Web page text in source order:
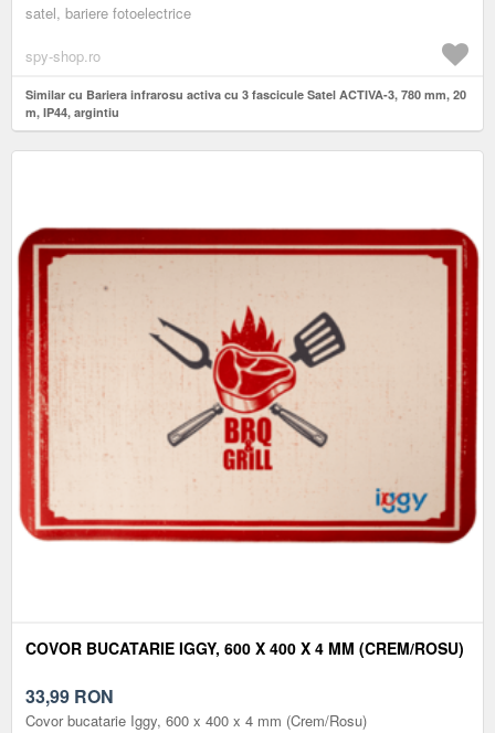
satel, bariere fotoelectrice
spy-shop.ro
Similar cu Bariera infrarosu activa cu 3 fascicule Satel ACTIVA-3, 780 mm, 20
m, IP44, argintiu
COVOR BUCATARIE IGGY, 600 X 400 X 4 MM (CREM/ROSU)
33,99 RON
Covor bucatarie Iggy, 600 x 400 x 4 mm (Crem/Rosu)